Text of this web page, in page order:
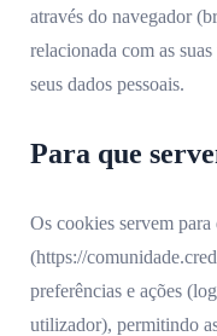
através do navegador
relacionada com as
seus dados pessoais.
Para que
Os cookies servem para
(https://
preferências e ações
utilizador), permitindo